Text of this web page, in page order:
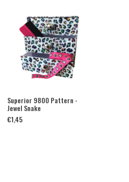
Superior 9800 Pattern -
Jewel Snake
€1,45